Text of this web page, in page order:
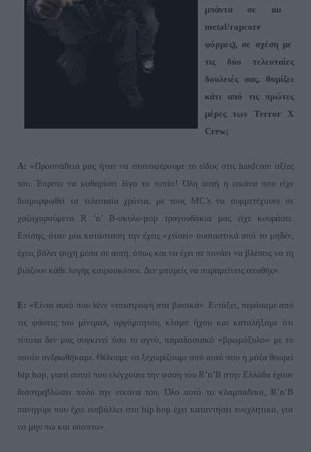
μπάντα σε nu
metal/rapcore
φόρμες), σε σχέση με
τις δύο τελευταίες
δουλειές σας, θυμίζει
κάτι από τις πρώτες
μέρες των Terror
X
Crew;
A: «Προσπάθειά μας ήταν να επαναφέρουμε το είδος στις hardcore αξίες
του. Έπρεπε να καθαρίσει λίγο το τοπίο! Όλη αυτή η εικόνα που είχε
διαμορφωθεί τα τελευταία χρόνια, με τους MC ’sνα συμμετέχουνε σε
χαζοχαρούμενα R ‘n ’ B-σκυλο-pop τραγουδάκια μας είχε κουράσει.
Επίσης, όταν μία κατάσταση την έχεις «χτίσει » ουσιαστικά από το μηδέν,
έχεις βάλει ψυχή μέσα σε αυτή, όπως και να έχει σε πονάει να βλέπεις να τη
βιάζουν κάθε λογής καιροσκόποι. Δεν μπορείς να παραμείνεις απαθής».
Ε: «Είναι αυτό που λένε «επιστροφή στα βασικά». Εντάξει, περάσαμε από
τις φάσεις του μίνιμαλ, αργόμπητου, κλαμπ ήχου και καταλήξαμε ότι
τίποτα δεν μας συγκινεί όσο το αγνό, παραδοσιακό «βρωμόξυλο» με το
οποίο ανδρωθήκαμε. Θέλουμε να ξεχωρίζουμε από αυτό που η μάζα θεωρεί
hip hop , γιατί αυτοί που ελέγχουνε την φάση του R ’n ’B στην Ελλάδα έχουν
διαστρεβλώσει πολύ την εικόνα του. Όλο αυτό το κλαμπάδικο, R ’n ’B
πανηγύρι που έχει εισβάλλει στο hip hop έχει καταντήσει ενοχλητικό, για
να μην πω και ύποπτο».